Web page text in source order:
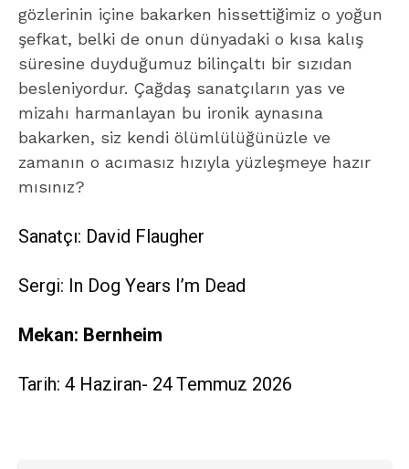
gözlerinin içine bakarken hissettiğimiz o yoğun
şefkat, belki de onun dünyadaki o kısa kalış
süresine duyduğumuz bilinçaltı bir sızıdan
besleniyordur. Çağdaş sanatçıların yas ve
mizahı harmanlayan bu ironik aynasına
bakarken, siz kendi ölümlülüğünüzle ve
zamanın o acımasız hızıyla yüzleşmeye hazır
mısınız?
Sanatçı: David Flaugher
Sergi: In Dog Years I’m Dead
Mekan: Bernheim
Tarih: 4 Haziran- 24 Temmuz 2026